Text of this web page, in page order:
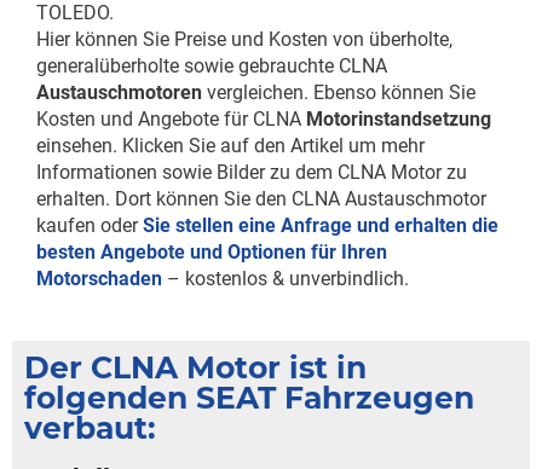
TOLEDO.
Hier können Sie Preise und Kosten von überholte,
generalüberholte sowie gebrauchte CLNA
Austauschmotoren vergleichen. Ebenso können Sie
Kosten und Angebote für CLNA Motorinstandsetzung
einsehen. Klicken Sie auf den Artikel um mehr
Informationen sowie Bilder zu dem CLNA Motor zu
erhalten. Dort können Sie den CLNA Austauschmotor
kaufen oderSie stellen eine Anfrage und erhalten die
besten Angebote und Optionen für Ihren
Motorschaden – kostenlos & unverbindlich.
Der CLNA Motor ist in
folgenden SEAT Fahrzeugen
verbaut: